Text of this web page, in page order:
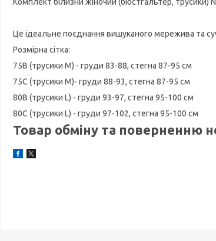
Комплект білизни жіночий (бюстгальтер, трусики)
Це ідеальне поєднання вишуканого мережива та
Розмірна сітка:
75В (трусики М) - груди 83-88, стегна 87-95 см
75С (трусики М)- груди 88-93, стегна 87-95 см
80В (трусики L) - груди 93-97, стегна 95-100 см
80С (трусики L) - груди 97-102, стегна 95-100 см
Товар обміну та поверненню